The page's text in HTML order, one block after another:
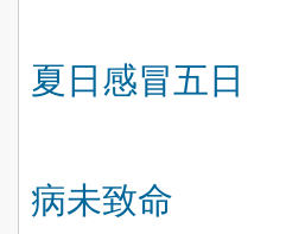
夏日感冒五日
病未致命